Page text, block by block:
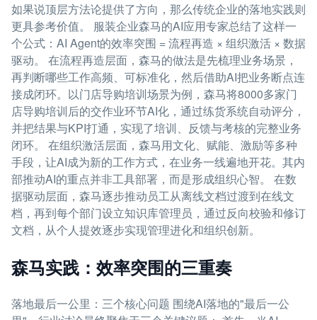
如果说顶层方法论提供了方向，那么传统企业的落地实践则
更具参考价值。 服装企业森马的AI应用专家总结了这样一
个公式：AI Agent的效率突围 = 流程再造 × 组织激活 × 数据
驱动。 在流程再造层面，森马的做法是先梳理业务场景，
再判断哪些工作高频、可标准化，然后借助AI把业务断点连
接成闭环。以门店导购培训场景为例，森马将8000多家门
店导购培训后的交作业环节AI化，通过练货系统自动评分，
并把结果与KPI打通，实现了培训、反馈与考核的完整业务
闭环。 在组织激活层面，森马用文化、赋能、激励等多种
手段，让AI成为新的工作方式，在业务一线遍地开花。其内
部推动AI的重点并非工具部署，而是形成组织心智。 在数
据驱动层面，森马逐步推动员工从离线文档过渡到在线文
档，再到每个部门设立知识库管理员，通过反向校验和修订
文档，从个人提效逐步实现管理进化和组织创新。
森马实践：效率突围的三重奏
落地最后一公里：三个核心问题 围绕AI落地的"最后一公